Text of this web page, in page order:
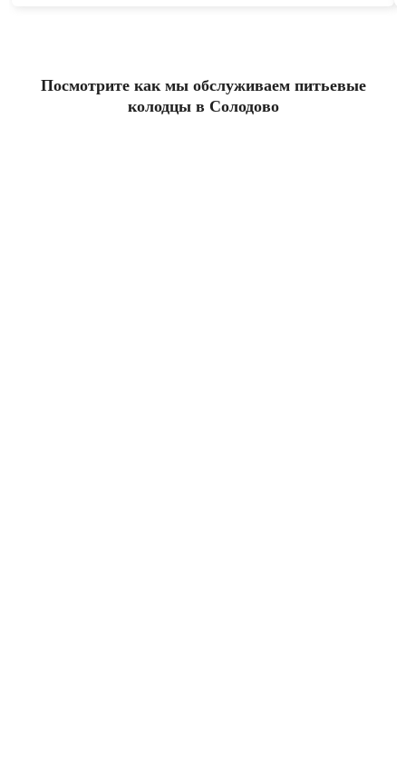
Посмотрите как мы обслуживаем питьевые
колодцы в Солодово